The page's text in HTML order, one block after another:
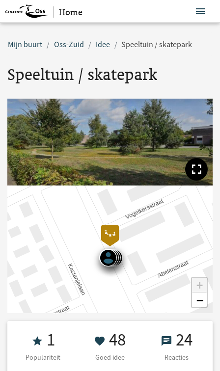
Sla navigatie over
Home
Mijn buurt Oss-Zuid Idee Speeltuin / skatepark
Speeltuin / skatepark
+
−
Populariteit 1
1
Populariteit
48 Goed idee
48
Goed idee
2424
Reacties